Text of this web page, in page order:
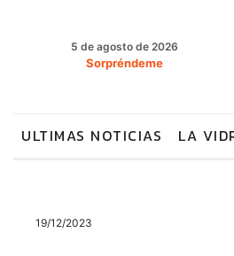
5 de agosto de 2026
Sorpréndeme
ULTIMAS NOTICIAS LA
19/12/2023